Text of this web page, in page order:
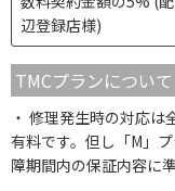
辺登録店様)
TMCプランについて
修理発生時の対応は
有料です。但し「M」
障期間内の保証内容に